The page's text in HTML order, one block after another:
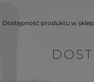
Dostępność produktu w